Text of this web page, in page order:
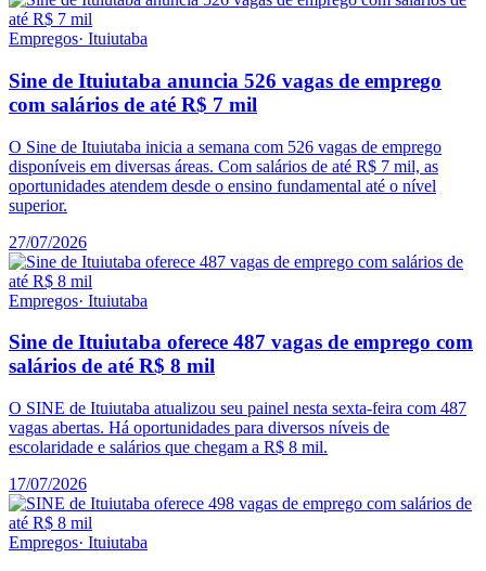
Empregos· Ituiutaba
Sine de Ituiutaba anuncia 526 vagas de emprego
com salários de até R$ 7 mil
O Sine de Ituiutaba inicia a semana com 526 vagas de emprego
disponíveis em diversas áreas. Com salários de até R$ 7 mil, as
oportunidades atendem desde o ensino fundamental até o nível
superior.
27/07/2026
Empregos· Ituiutaba
Sine de Ituiutaba oferece 487 vagas de emprego com
salários de até R$ 8 mil
O SINE de Ituiutaba atualizou seu painel nesta sexta-feira com 487
vagas abertas. Há oportunidades para diversos níveis de
escolaridade e salários que chegam a R$ 8 mil.
17/07/2026
Empregos· Ituiutaba